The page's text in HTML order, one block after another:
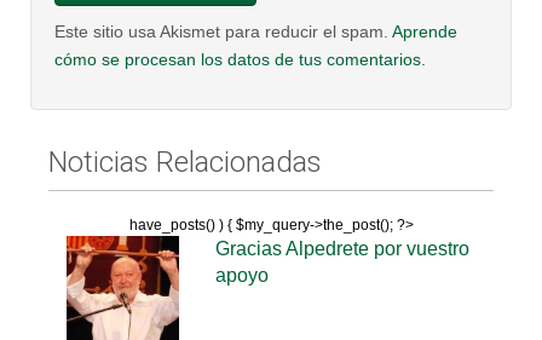
Este sitio usa Akismet para reducir el spam. Aprende
cómo se procesan los datos de tus comentarios.
Noticias Relacionadas
have_posts() ) { $my_query->the_post(); ?>
Gracias Alpedrete por vuestro
apoyo